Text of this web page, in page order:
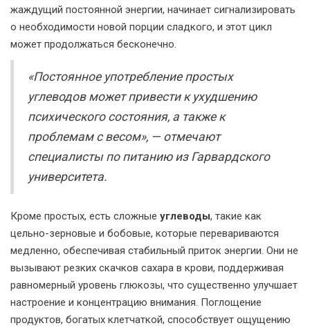
жаждущий постоянной энергии, начинает сигнализировать
о необходимости новой порции сладкого, и этот цикл
может продолжаться бесконечно.
«Постоянное употребление простых
углеводов может привести к ухудшению
психического состояния, а также к
проблемам с весом», — отмечают
специалисты по питанию из Гарвардского
университета.
Кроме простых, есть сложные углеводы, такие как
цельно-зерновые и бобовые, которые перевариваются
медленно, обеспечивая стабильный приток энергии. Они не
вызывают резких скачков сахара в крови, поддерживая
равномерный уровень глюкозы, что существенно улучшает
настроение и концентрацию внимания. Поглощение
продуктов, богатых клетчаткой, способствует ощущению